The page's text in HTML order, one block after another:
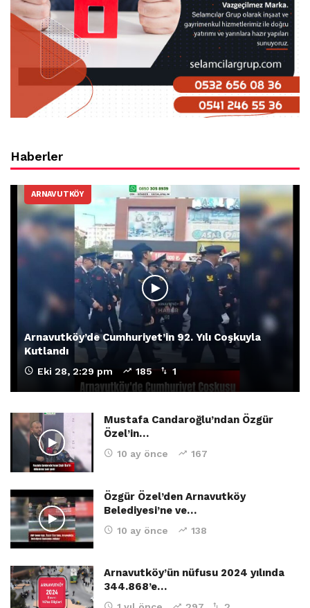
Haberler
ARNAVUTKÖY
Arnavutköy’de Cumhuriyet’in 92. Yılı Coşkuyla
Kutlandı
Eki 28, 2:29 pm 185 1
Mustafa Candaroğlu’ndan Özgür
Özel’in…
10 ay önce 167
Özgür Özel’den Arnavutköy
Belediyesi’ne ve…
10 ay önce 138
Arnavutköy’ün nüfusu 2024 yılında
344.868’e…